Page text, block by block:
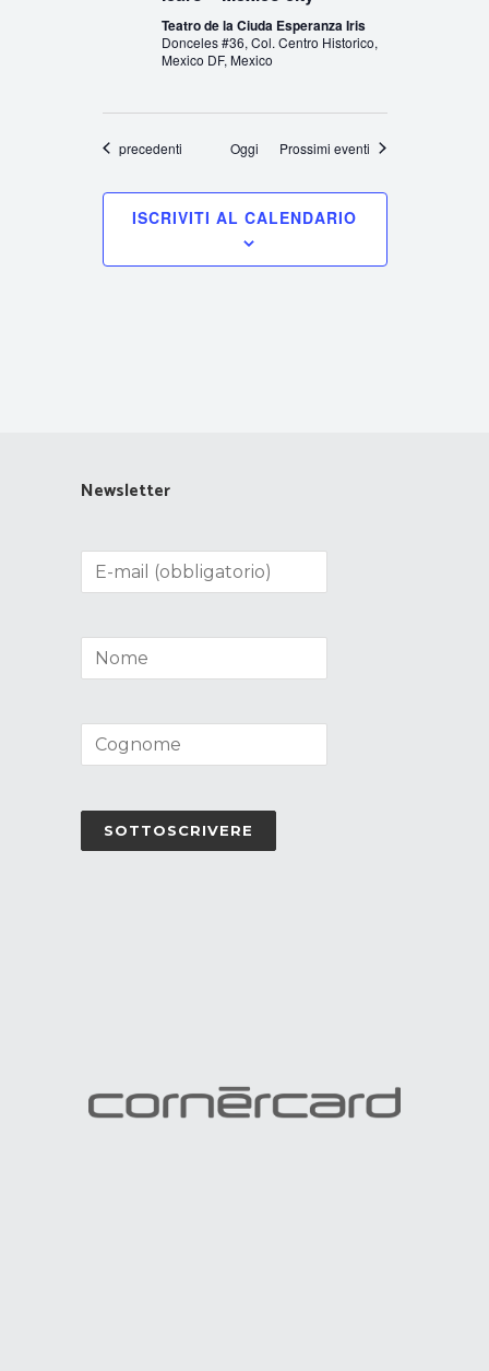
Teatro de la Ciuda Esperanza Iris
Donceles #36, Col. Centro Historico,
Mexico DF, Mexico
Eventi
precedenti Oggi Prossimi eventi
ISCRIVITI AL CALENDARIO
Newsletter